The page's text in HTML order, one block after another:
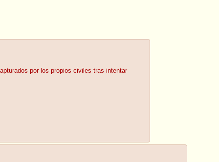
por los propios civiles tras intentar